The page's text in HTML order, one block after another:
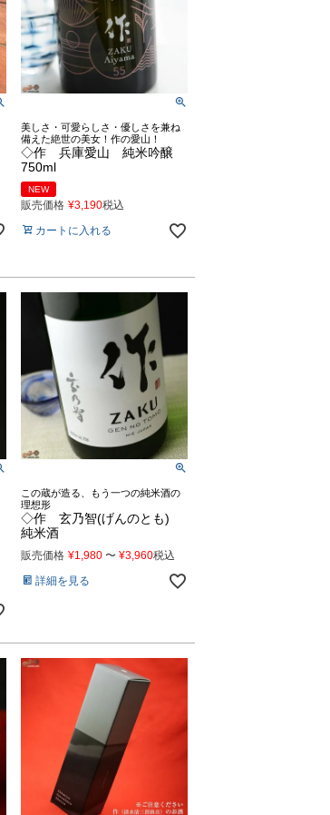
美しさ・可愛らしさ・優しさを兼ね
備えた絶世の美女！作の愛山！
◇作 兵庫愛山 純米吟醸
750ml
NEW
販売価格 ¥3,190税込
カートに入れる
この蔵が造る、もう一つの純米酒の
理想形
◇作 玄乃智(げんのとも)
純米酒
販売価格 ¥1,980 〜 ¥3,960税込
詳細を見る